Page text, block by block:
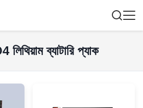
ব্যাটারি প্যাক